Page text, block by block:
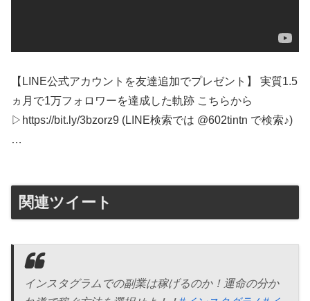
【LINE公式アカウントを友達追加でプレゼント】 実質1.5
ヵ月で1万フォロワーを達成した軌跡 こちらから
▷https://bit.ly/3bzorz9 (LINE検索では @602tintn で検索♪)
…
関連ツイート
インスタグラムでの副業は稼げるのか！運命の分か